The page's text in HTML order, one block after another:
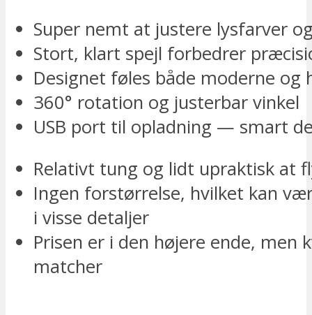
Super nemt at justere lysfarver
Stort, klart spejl forbedrer
Designet føles både moderne og
360° rotation og justerbar vinkel
USB port til opladning — smart
Relativt tung og lidt upraktisk at
Ingen forstørrelse, hvilket kan
i visse detaljer
Prisen er i den højere ende, men
matcher